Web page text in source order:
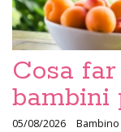
Cosa
bambini
05/08/2026
Bambino